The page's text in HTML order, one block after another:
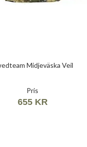
Midjeväska Veil
Pris
655 KR